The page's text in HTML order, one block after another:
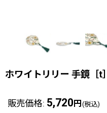
ホワイトリリー 手鏡［t］
販売価格: 5,720 円 (税込)